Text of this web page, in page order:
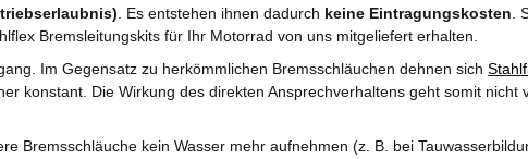
. Es entstehen ihnen dadurch keine Eintragungskosten .
Bremsleitungskits für Ihr Motorrad von uns mitgeliefert erhalten.
Im Gegensatz zu herkömmlichen Bremsschläuchen dehnen sich
konstant. Die Wirkung des direkten Ansprechverhaltens geht somit nicht
Bremsschläuche kein Wasser mehr aufnehmen (z. B. bei